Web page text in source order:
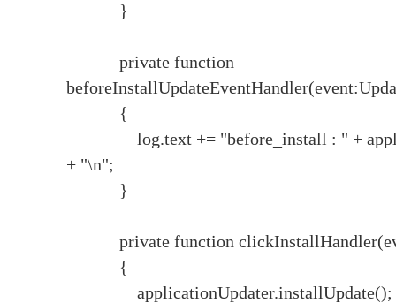
}
private function
{
log.text += "before_install : " +
+ "\n";
}
private function
{
applicationUpdater.installUpdate();